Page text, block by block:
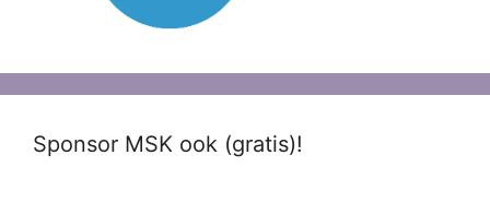
Sponsor MSK ook (gratis)!